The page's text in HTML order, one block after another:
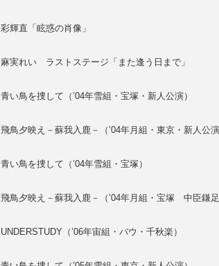
彩輝直「眩惑の肖像」
麻実れい ラストステージ「また逢う日まで」
青い鳥を捜して（’04年雪組・宝塚・新人公演）
飛鳥夕映え－蘇我入鹿－（’04年月組・東京・新人公演
青い鳥を捜して（’04年雪組・宝塚）
飛鳥夕映え－蘇我入鹿－（’04年月組・宝塚 中臣鎌足
UNDERSTUDY（’06年宙組・バウ・千秋楽）